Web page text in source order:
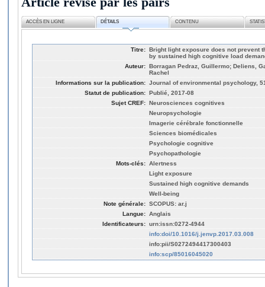
ACCÈS EN LIGNE DÉTAILS CONTENU
Titre: Bright light exposure does not prevent
by sustained high cognitive load
Auteur: Borragan Pedraz, Guillermo; Deliens,
Rachel
Informations sur la publication: Journal of environmental psychology,
Statut de publication: Publié, 2017-08
Sujet CREF: Neurosciences cognitives
Neuropsychologie
Imagerie cérébrale fonctionnelle
Sciences biomédicales
Psychologie cognitive
Psychopathologie
Mots-clés: Alertness
Light exposure
Sustained high cognitive demands
Well-being
Note générale: SCOPUS: ar.j
Langue: Anglais
Identificateurs: urn:issn:0272-4944
info:doi/10.1016/j.jenvp.2017.03.008
info:pii/S0272494417300403
info:scp/85016045020